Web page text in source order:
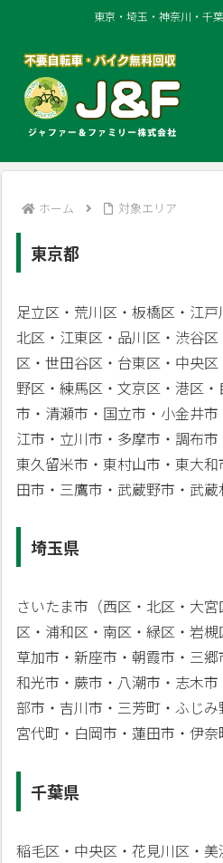
東京・埼玉・神奈川・千
ホーム 対象エリア
東京都
足立区・荒川区・板橋区・江
北区・江東区・品川区・渋谷
区・世田谷区・台東区・中央
野区・練馬区・文京区・港区
市・清瀬市・国立市・小金井
江市・立川市・多摩市・調布
東久留米市・東村山市・東大
田市・三鷹市・武蔵野市・武蔵
埼玉県
さいたま市（西区・北区・大
区・浦和区・南区・緑区・岩
草加市・新座市・朝霞市・三
和光市・蕨市・八潮市・志木
部市・吉川市・三芳町・ふじみ
宮代町・白岡市・蓮田市・伊奈
千葉県
稲毛区・中央区・花見川区・